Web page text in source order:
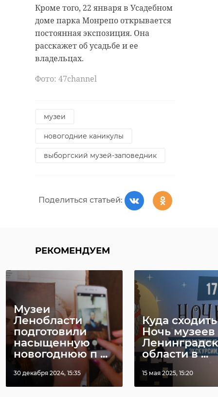
Кроме того, 22 января в Усадебном
доме парка Монрепо открывается
постоянная экспозиция. Она
расскажет об усадьбе и ее
владельцах.
Фото: 47channel
музеи
новогодние каникулы
выборгский музей-заповедник
Поделиться статьей:
РЕКОМЕНДУЕМ
Музеи
Ленобласти
подготовили
насыщенную
новогоднюю п ...
30 декабря 2024, 15:35
Куда
Ночь музеев
области в ...
15 мая 2025, 15:20
На поиски пропавших на воде
добровольцы выезжали 72 раза,
отличились и в беспилотной
авиации: найдены и спасены три
лиза алерт поисковики
статистика
Поделиться статьей: